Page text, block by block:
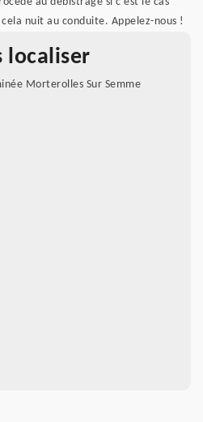
nuit au conduite. Appelez-nous !
localiser
Morterolles Sur Semme